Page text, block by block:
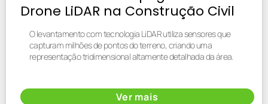
Drone LiDAR na Construção Civil
O levantamento com tecnologia LiDAR utiliza sensores que
capturam milhões de pontos do terreno, criando uma
representação tridimensional altamente detalhada da área.
Ver mais